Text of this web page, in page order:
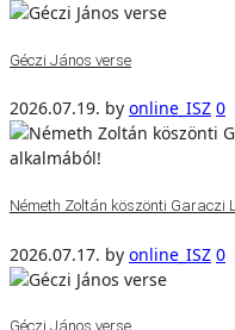
Géczi János verse
2026.07.19. by online_ISZ 0
Németh Zoltán köszönti
2026.07.17. by online_ISZ 0
Géczi János verse